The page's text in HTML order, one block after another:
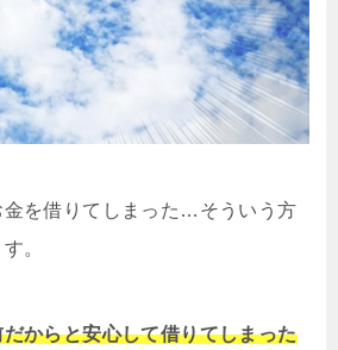
金を借りてしまった…そういう方
。
からと安心して借りてしまった